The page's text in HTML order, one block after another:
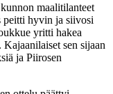
maalitilanteet
peitti hyvin ja siivosi
yritti hakea
sen sijaan
ja Piirosen